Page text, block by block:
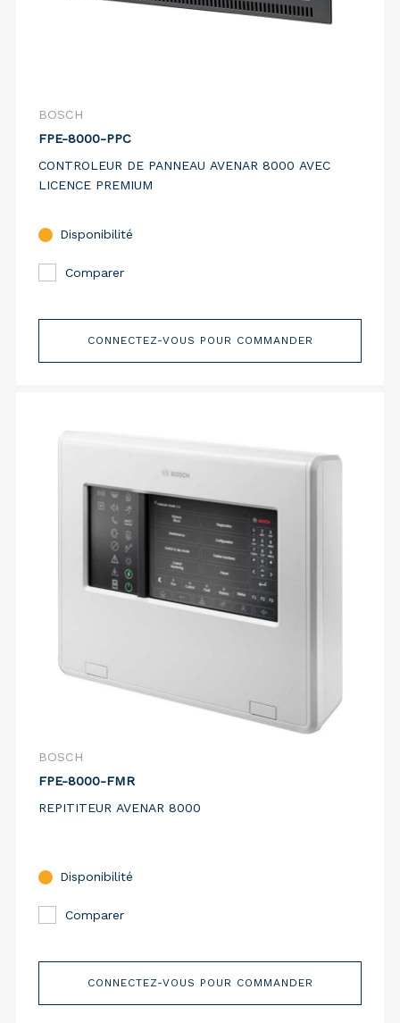
BOSCH
FPE-8000-PPC
CONTROLEUR DE PANNEAU AVENAR 8000 AVEC
LICENCE PREMIUM
Disponibilité
Comparer
CONNECTEZ-VOUS POUR COMMANDER
BOSCH
FPE-8000-FMR
REPITITEUR AVENAR 8000
Disponibilité
Comparer
CONNECTEZ-VOUS POUR COMMANDER